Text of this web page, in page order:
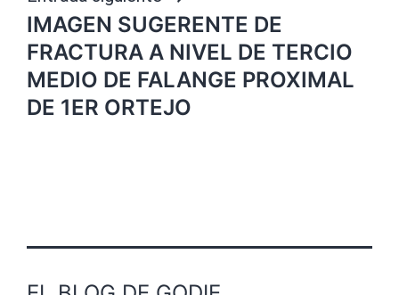
IMAGEN SUGERENTE DE
FRACTURA A NIVEL DE TERCIO
MEDIO DE FALANGE PROXIMAL
DE 1ER ORTEJO